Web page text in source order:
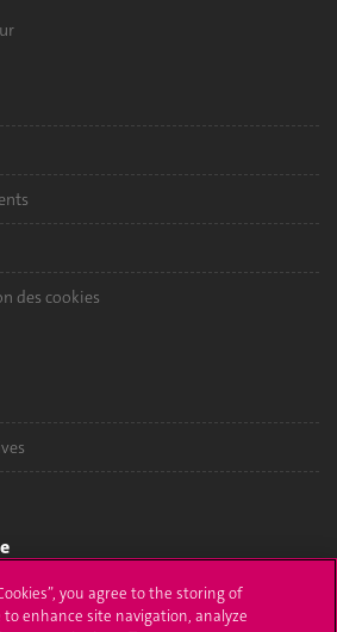
des cookies
you agree to the storing of
to enhance site navigation, analyze